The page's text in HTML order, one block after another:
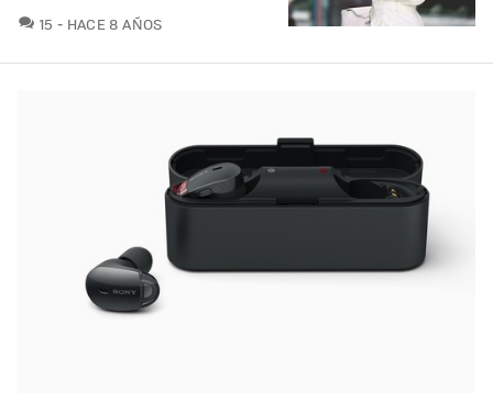
15 COMENTARIOS
HACE 8 AÑOS